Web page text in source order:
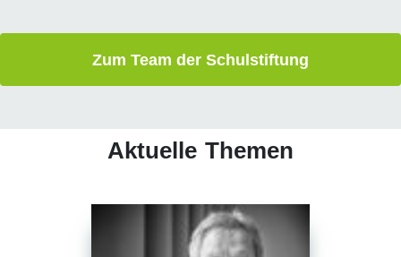
Zum Team der Schulstiftung
Aktuelle Themen